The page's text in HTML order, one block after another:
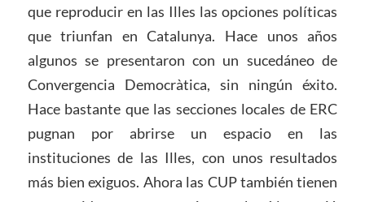
que reproducir en las Illes las opciones políticas
que triunfan en Catalunya. Hace unos años
algunos se presentaron con un sucedáneo de
Convergencia Democràtica, sin ningún éxito.
Hace bastante que las secciones locales de ERC
pugnan por abrirse un espacio en las
instituciones de las Illes, con unos resultados
más bien exiguos. Ahora las CUP también tienen